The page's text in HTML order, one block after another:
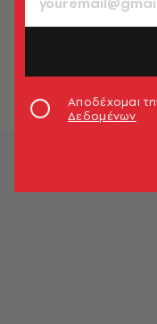
TV
Αποδέχομαι
Δεδομένων